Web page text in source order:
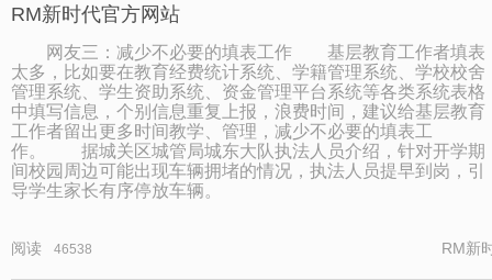
RM新时代官方网站
网友三：减少不必要的填表工作 基层教育工作者填表
太多，比如要在教育经费统计系统、学籍管理系统、学校校舍
管理系统、学生资助系统、资金管理平台系统等各类系统表格
中填写信息，个别信息重复上报，浪费时间，建议给基层教育
工作者留出更多时间教学、管理，减少不必要的填表工
作。 据城关区城管局城东大队执法人员介绍，针对开学期
间校园周边可能出现车辆拥堵的情况，执法人员提早到岗，引
导学生家长有序停放车辆。
阅读 46538 RM新